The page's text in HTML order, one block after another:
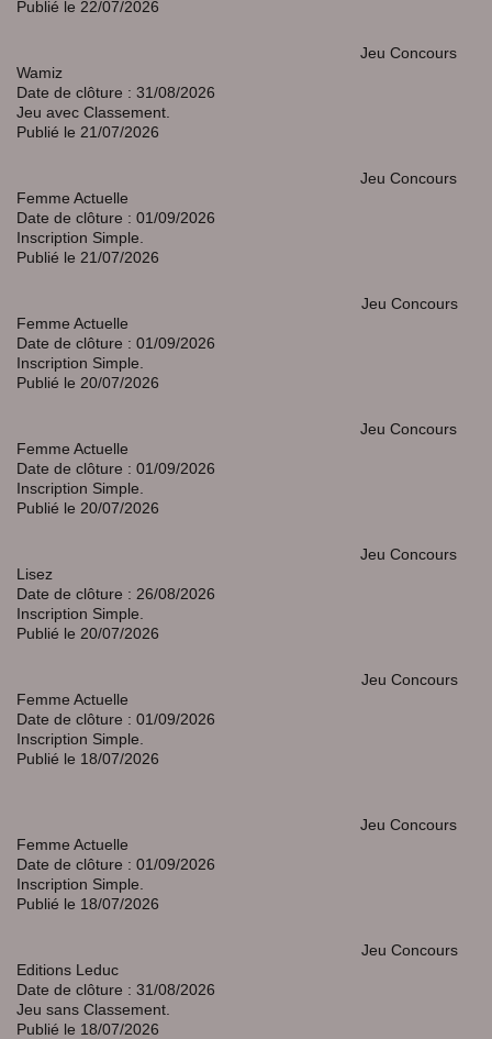
Publié le 22/07/2026
Jeu Concours
Wamiz
Date de clôture : 31/08/2026
Jeu avec Classement.
Publié le 21/07/2026
Jeu Concours
Femme Actuelle
Date de clôture : 01/09/2026
Inscription Simple.
Publié le 21/07/2026
Jeu Concours
Femme Actuelle
Date de clôture : 01/09/2026
Inscription Simple.
Publié le 20/07/2026
Jeu Concours
Femme Actuelle
Date de clôture : 01/09/2026
Inscription Simple.
Publié le 20/07/2026
Jeu Concours
Lisez
Date de clôture : 26/08/2026
Inscription Simple.
Publié le 20/07/2026
Jeu Concours
Femme Actuelle
Date de clôture : 01/09/2026
Inscription Simple.
Publié le 18/07/2026
Jeu Concours
Femme Actuelle
Date de clôture : 01/09/2026
Inscription Simple.
Publié le 18/07/2026
Jeu Concours
Editions Leduc
Date de clôture : 31/08/2026
Jeu sans Classement.
Publié le 18/07/2026